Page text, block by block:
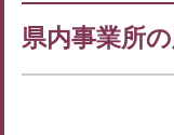
県内事業所